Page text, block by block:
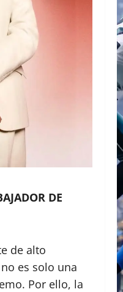
DE
de alto
es solo una
Por ello, la